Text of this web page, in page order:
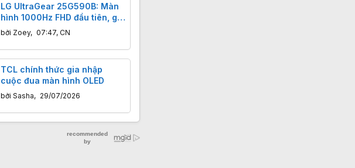
LG UltraGear 25G590B: Màn
hình 1000Hz FHD đầu tiên, giá
1000 USD
bởi Zoey, 07:47, CN
TCL chính thức gia nhập
cuộc đua màn hình OLED
bởi Sasha, 29/07/2026